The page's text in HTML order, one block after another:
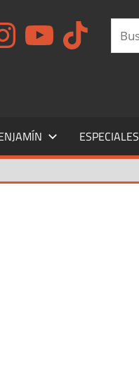
YouTube TikTok
ESPECIALES